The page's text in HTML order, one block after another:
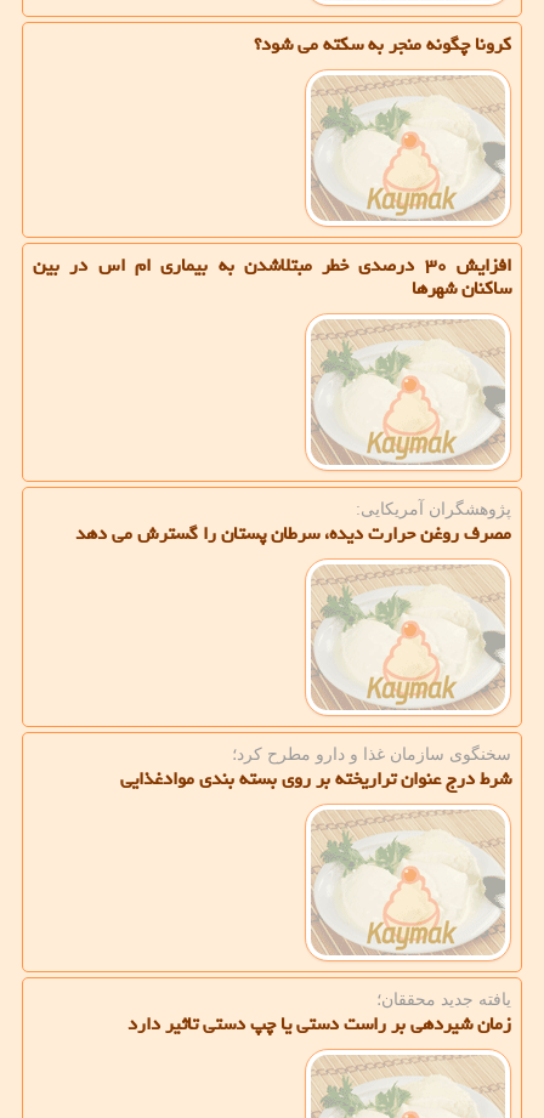
كرونا چگونه منجر به سكته می شود؟
افزایش ۳۰ درصدی خطر مبتلاشدن به بیماری ام اس در بین
ساكنان شهرها
پژوهشگران آمریكایی:
مصرف روغن حرارت دیده، سرطان پستان را گسترش می دهد
سخنگوی سازمان غذا و دارو مطرح كرد؛
شرط درج عنوان تراریخته بر روی بسته بندی موادغذایی
یافته جدید محققان؛
زمان شیردهی بر راست دستی یا چپ دستی تاثیر دارد